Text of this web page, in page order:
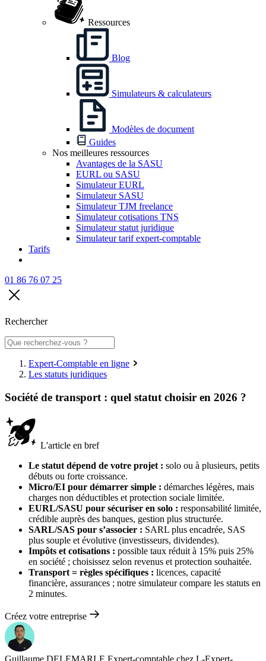
Ressources
Blog
Simulateurs & calculateurs
Modèles de document
Guides
Nos meilleures ressources
Avantages de la SASU
EURL ou SASU
Simulateur EURL
Simulateur SASU
Simulateur TJM freelance
Simulateur cotisations TNS
Simulateur statut juridique
Simulateur tarif expert-comptable
Tarifs
01 86 76 07 25
Rechercher
Expert-Comptable en ligne
Les statuts juridiques
Société de transport : quel statut choisir en 2026 ?
L'article en bref
Le statut dépend de votre projet : solo ou à plusieurs, petits
débuts ou forte croissance.
Micro/EI pour démarrer simple : démarches légères, mais
charges non déductibles et protection sociale limitée.
EURL/SASU pour sécuriser en solo : responsabilité limitée,
crédible auprès des banques, gestion plus structurée.
SARL/SAS pour s’associer : SARL plus encadrée, SAS
plus souple et évolutive (investisseurs, dividendes).
Impôts et cotisations : possible taux réduit à 15% puis 25%
en société ; choisissez selon revenus et protection souhaitée.
Transport = règles spécifiques : licences, capacité
financière, assurances ; notre simulateur compare les statuts en
2 minutes.
Créez votre entreprise
Guillaume DELEMARLE Expert-comptable chez L-Expert-